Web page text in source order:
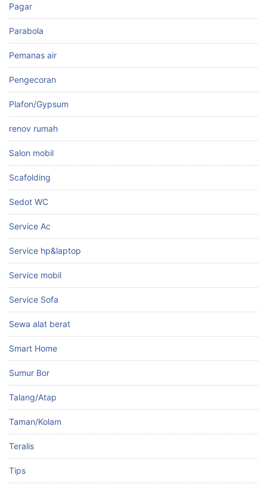
Pagar
Parabola
Pemanas air
Pengecoran
Plafon/Gypsum
renov rumah
Salon mobil
Scafolding
Sedot WC
Service Ac
Service hp&laptop
Service mobil
Service Sofa
Sewa alat berat
Smart Home
Sumur Bor
Talang/Atap
Taman/Kolam
Teralis
Tips